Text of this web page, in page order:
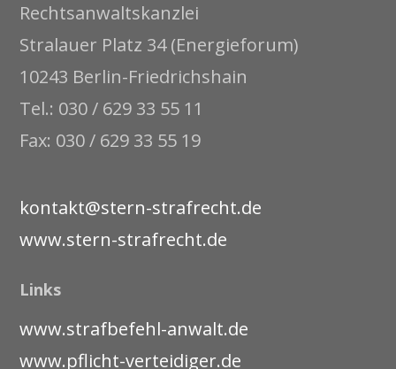
Rechtsanwaltskanzlei
Stralauer Platz 34 (Energieforum)
10243 Berlin-Friedrichshain
Tel.: 030 / 629 33 55 11
Fax: 030 / 629 33 55 19
kontakt@stern-strafrecht.de
www.stern-strafrecht.de
Links
www.strafbefehl-anwalt.de
www.pflicht-verteidiger.de